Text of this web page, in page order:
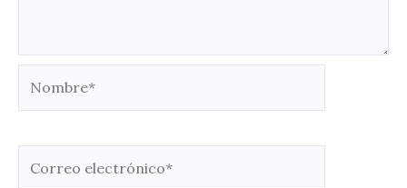
electrónico*